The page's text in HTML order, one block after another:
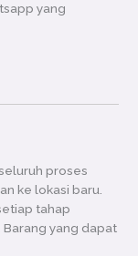
yang
proses
ke lokasi baru.
tahap
yang dapat